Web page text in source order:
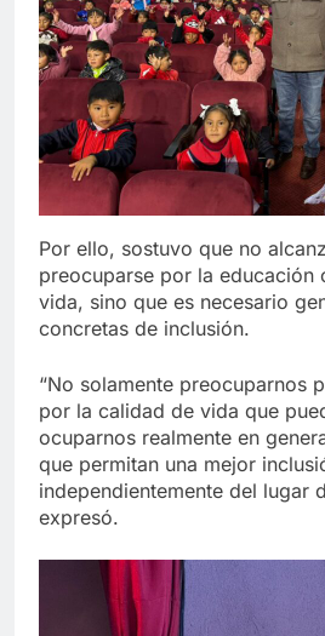
Por ello, sostuvo que no
preocuparse por la educación
vida, sino que es necesario
concretas de inclusión.
“No solamente preocuparnos
por la calidad de vida que
ocuparnos realmente en
que permitan una mejor
independientemente del lugar
expresó.